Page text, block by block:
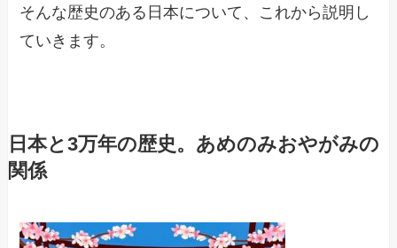
そんな歴史のある日本について、これから説明し
ていきます。
日本と3万年の歴史。あめのみおやがみの
関係